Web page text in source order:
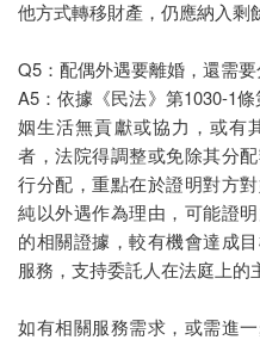
他方式轉移財產，仍應納入剩
Q5：配偶外遇要離婚，還需
A5：依據《民法》第1030-1
姻生活無貢獻或協力，或有
者，法院得調整或免除其分
行分配，重點在於證明對方
純以外遇作為理由，可能證
的相關證據，較有機會達成
服務，支持委託人在法庭上的
如有相關服務需求，或需進